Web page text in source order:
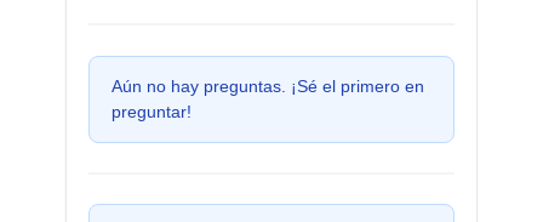
Aún no hay preguntas. ¡Sé el primero en
preguntar!